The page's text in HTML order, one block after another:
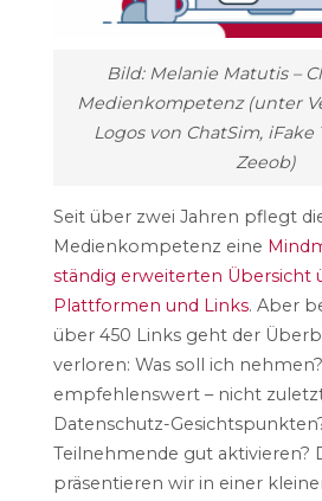
Bild: Melanie Matutis –
Medienkompetenz (unter
Logos von ChatSim, iFake
Zeeob)
Seit über zwei Jahren pflegt
Medienkompetenz eine
ständig erweiterten Übersicht
Plattformen und Links. Aber
über 450 Links geht der
verloren: Was soll ich
empfehlenswert – nicht
Datenschutz-
Teilnehmende gut aktivieren?
präsentieren wir in einer